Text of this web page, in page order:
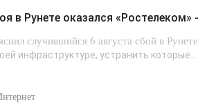
в Рунете оказался «Ростелеком» -
случившийся 6 августа сбой в Рунете
инфраструктуре, устранить которые...